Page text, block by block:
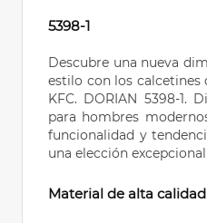
5398-1
Descubre una nueva
estilo con los calcetines
KFC. DORIAN 5398-1.
para hombres
funcionalidad y
una elección
Material de alta calidad